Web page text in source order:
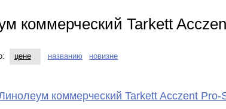
коммерческий Tarkett
цене названию новизне
коммерческий Tarkett Acczent Pro-